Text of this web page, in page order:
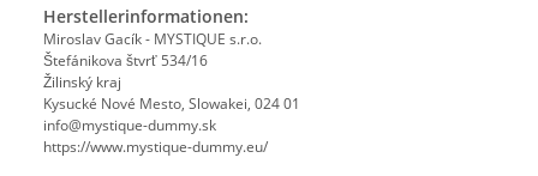
Herstellerinformationen:
Miroslav Gacík - MYSTIQUE s.r.o.
Štefánikova štvrť 534/16
Žilinský kraj
Kysucké Nové Mesto, Slowakei, 024 01
info@mystique-dummy.sk
https://www.mystique-dummy.eu/